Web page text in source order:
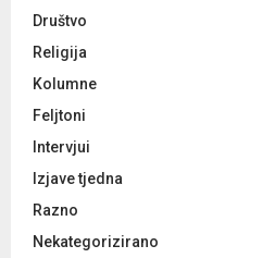
Društvo
Religija
Kolumne
Feljtoni
Intervjui
Izjave tjedna
Razno
Nekategorizirano